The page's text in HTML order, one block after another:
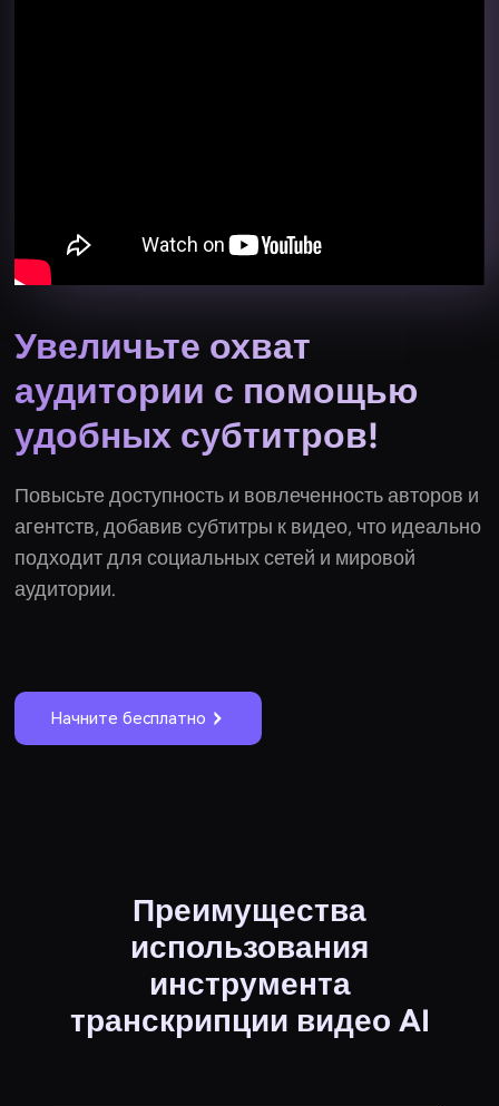
Увеличьте охват
аудитории с помощью
удобных субтитров!
Повысьте доступность и вовлеченность авторов и
агентств, добавив субтитры к видео, что идеально
подходит для социальных сетей и мировой
аудитории.
Начните бесплатно
Преимущества
использования
инструмента
транскрипции видео AI